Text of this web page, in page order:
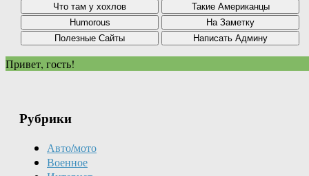
Привет, гость!
Рубрики
Авто/мото
Военное